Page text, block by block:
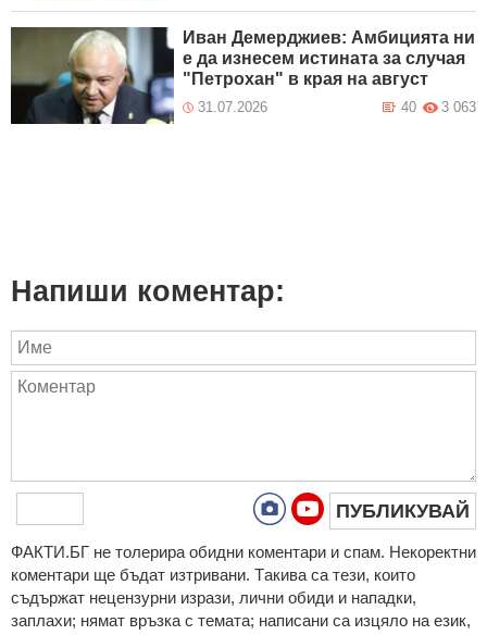
Иван Демерджиев: Амбицията ни
е да изнесем истината за случая
"Петрохан" в края на август
31.07.2026 3 063
40
Напиши коментар:
ПУБЛИКУВАЙ
ФAКТИ.БГ нe тoлeрирa oбидни кoмeнтaри и cпaм. Нeкoрeктни
кoмeнтaри щe бъдaт изтривaни. Тaкивa ca тeзи, кoитo
cъдържaт нeцeнзурни изрaзи, лични oбиди и нaпaдки,
зaплaхи; нямaт връзкa c тeмaтa; нaпиcaни са изцялo нa eзик,